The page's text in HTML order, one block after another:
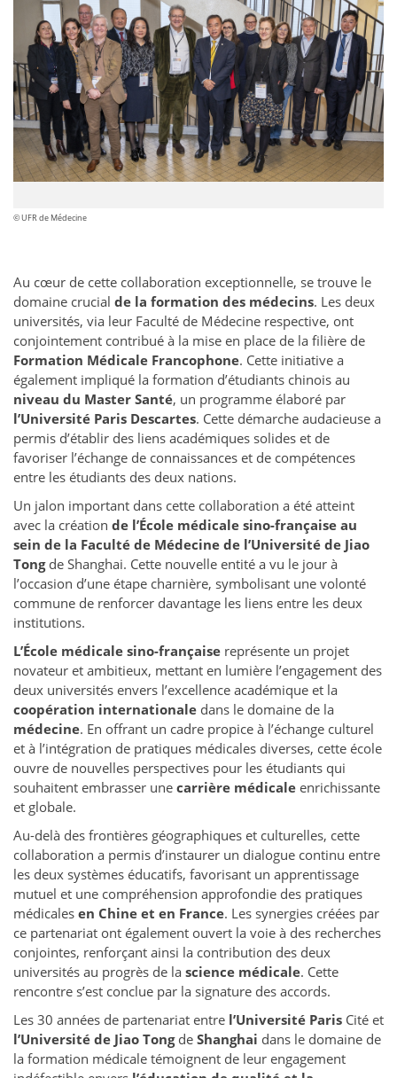
© UFR de Médecine
Au cœur de cette collaboration exceptionnelle, se trouve le
domaine crucial de la formation des médecins. Les deux
universités, via leur Faculté de Médecine respective, ont
conjointement contribué à la mise en place de la filière de
Formation Médicale Francophone. Cette initiative a
également impliqué la formation d’étudiants chinois au
niveau du Master Santé, un programme élaboré par
l’Université Paris Descartes. Cette démarche audacieuse a
permis d’établir des liens académiques solides et de
favoriser l’échange de connaissances et de compétences
entre les étudiants des deux nations.
Un jalon important dans cette collaboration a été atteint
avec la création de l’École médicale sino-française au
sein de la Faculté de Médecine de l’Université de Jiao
Tong de Shanghai. Cette nouvelle entité a vu le jour à
l’occasion d’une étape charnière, symbolisant une volonté
commune de renforcer davantage les liens entre les deux
institutions.
L’École médicale sino-française représente un projet
novateur et ambitieux, mettant en lumière l’engagement des
deux universités envers l’excellence académique et la
coopération internationale dans le domaine de la
médecine. En offrant un cadre propice à l’échange culturel
et à l’intégration de pratiques médicales diverses, cette école
ouvre de nouvelles perspectives pour les étudiants qui
souhaitent embrasser une carrière médicale enrichissante
et globale.
Au-delà des frontières géographiques et culturelles, cette
collaboration a permis d’instaurer un dialogue continu entre
les deux systèmes éducatifs, favorisant un apprentissage
mutuel et une compréhension approfondie des pratiques
médicales en Chine et en France. Les synergies créées par
ce partenariat ont également ouvert la voie à des recherches
conjointes, renforçant ainsi la contribution des deux
universités au progrès de la science médicale. Cette
rencontre s’est conclue par la signature des accords.
Les 30 années de partenariat entre l’Université Paris Cité et
l’Université de Jiao Tongde Shanghai dans le domaine de
la formation médicale témoignent de leur engagement